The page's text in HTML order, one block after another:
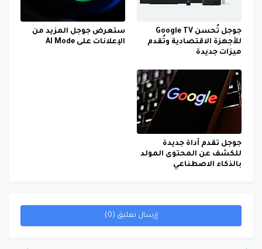
جوجل تُحسن Google TV
للأجهزة الاقتصادية وتُقدم
ميزات جديدة
ستعرض جوجل المزيد من
الإعلانات على AI Mode
جوجل تقدم أداة جديدة
للكشف عن المحتوى المولد
بالذكاء الاصطناعي
إرسال تعليق (0)